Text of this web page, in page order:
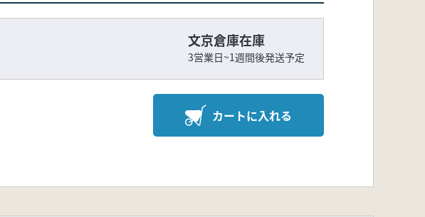
文京倉庫在庫
3営業日~1週間後発送予定
カートに入れる